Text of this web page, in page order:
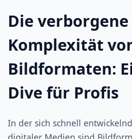
Die verborgene
Komplexität
Bildformaten:
Dive für Profis
In der sich schnell